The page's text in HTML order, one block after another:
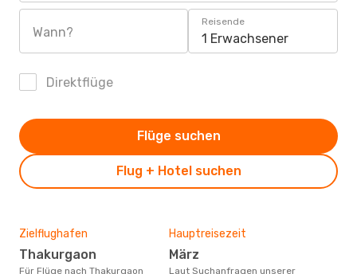
Wann?
Reisende
1 Erwachsener
Direktflüge
Flug + Hotel suchen
Flüge suchen
Zielflughafen
Thakurgaon
Für Flüge nach Thakurgaon
Hauptreisezeit
März
Laut Suchanfragen unserer